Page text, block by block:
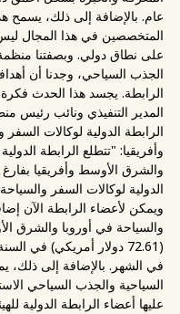
عام. بالإضافة إلى ذلك، يسمح
المتخصصين في هذا المجال
على نطاق دولي. وبصفتنا
الجذب السياحي، وجدنا أن
الرابطة. يجسد هذا الحدث
المدير التنفيذي ونائب رئيس
الرابطة الدولية لوكالات
وأفريقيا: "تتطلع الرابطة
والشرق الأوسط وأفريقيا
الدولية لوكالات السفر
ويمكن لأعضاء الرابطة الآن
في الشهر. بالإضافة إلى ذلك،
السياحية والجذب السياحي
عليها أعضاء الرابطة الدولية